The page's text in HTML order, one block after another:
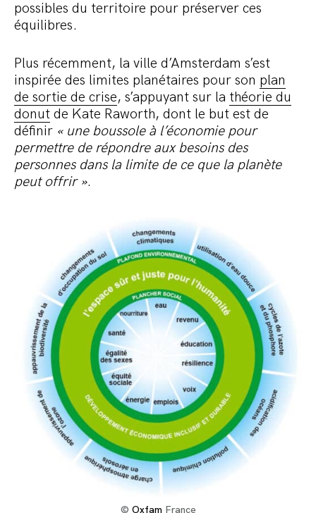
possibles du territoire pour préserver ces
équilibres.
Plus récemment, la ville d’Amsterdam s’est
inspirée des limites planétaires pour son plan
de sortie de crise, s’appuyant sur la théorie du
donut de Kate Raworth, dont le but est de
définir « une boussole à l’économie pour
permettre de répondre aux besoins des
personnes dans la limite de ce que la planète
peut offrir ».
© OxfamFrance